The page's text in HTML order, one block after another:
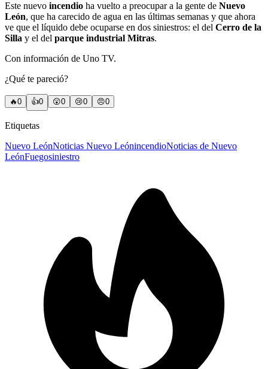
Este nuevo incendio ha vuelto a preocupar a la gente de Nuevo
León, que ha carecido de agua en las últimas semanas y que ahora
ve que el líquido debe ocuparse en dos siniestros: el del Cerro de la
Silla y el del parque industrial Mitras.
Con información de Uno TV.
¿Qué te pareció?
🔥0 👍0 😲0 😢0 😠0
Etiquetas
Nuevo LeónNoticias Nuevo LeónincendioNoticias de Nuevo
LeónFuegosiniestro